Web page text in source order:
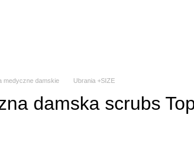
medyczne damskie Ubrania +SIZE
damska scrubs